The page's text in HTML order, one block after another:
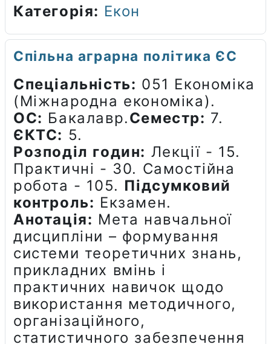
Категорія: Екон
Спільна аграрна політика ЄС
Спеціальність: 051 Економіка
(Міжнародна економіка).
ОС: Бакалавр.Семестр: 7.
ЄКТС: 5.
Розподіл годин: Лекції - 15.
Практичні - 30. Самостійна
робота - 105. Підсумковий
контроль: Екзамен.
Анотація: Мета навчальної
дисципліни – формування
системи теоретичних знань,
прикладних вмінь і
практичних навичок щодо
використання методичного,
організаційного,
статистичного забезпечення